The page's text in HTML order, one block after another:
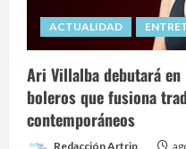
ACTUALIDAD
Ari Villalba debutará en
boleros que fusiona
contemporáneos
Redacción Artrip